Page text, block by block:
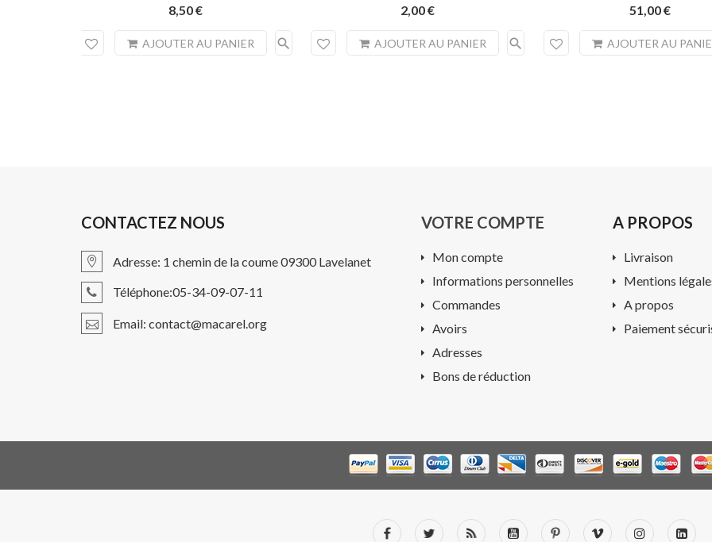
8,50 €
AJOUTER AU PANIER search
2,00 €
AJOUTER AU PANIER search
51,00 €
AJOUTER AU
CONTACTEZ NOUS
Adresse: 1 chemin de la coume 09300 Lavelanet
Téléphone:05-34-09-07-11
Email: contact@macarel.org
VOTRE COMPTE
Mon compte
Informations personnelles
Commandes
Avoirs
Adresses
Bons de réduction
A PROPOS
Livraison
Mentions
A propos
Paiement